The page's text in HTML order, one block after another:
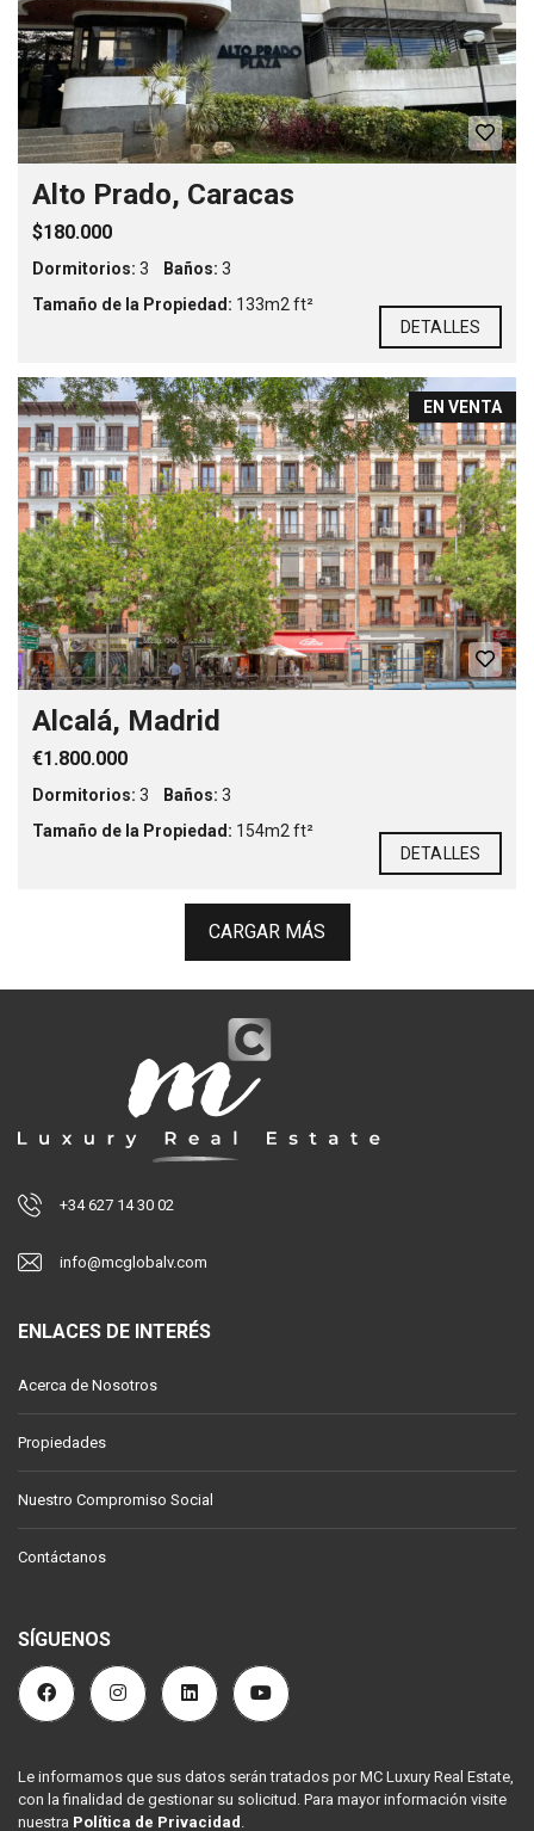
Alto Prado, Caracas
$180.000
Dormitorios: 3 Baños: 3
Tamaño de la Propiedad: 133m2 ft²
DETALLES
EN VENTA
Alcalá, Madrid
€1.800.000
Dormitorios: 3 Baños: 3
Tamaño de la Propiedad: 154m2 ft²
DETALLES
CARGAR MÁS
+34 627 14 30 02
info@mcglobalv.com
ENLACES DE INTERÉS
Acerca de Nosotros
Propiedades
Nuestro Compromiso Social
Contáctanos
SÍGUENOS
Le informamos que sus datos serán tratados por MC Luxury Real Estate,
con la finalidad de gestionar su solicitud. Para mayor información visite
nuestra Política de Privacidad .